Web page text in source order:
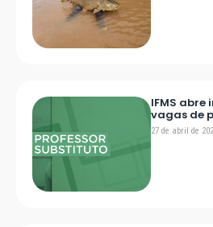
IFMS
vagas de
27 de abril de